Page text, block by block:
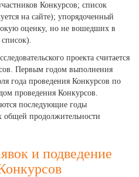
Конкурсов; список
на сайте); упорядоченный
оценку, но не вошедших в
проекта считается
Первым годом выполнения
года проведения Конкурсов по
проведения Конкурсов.
последующие годы
общей продолжительности
и подведение